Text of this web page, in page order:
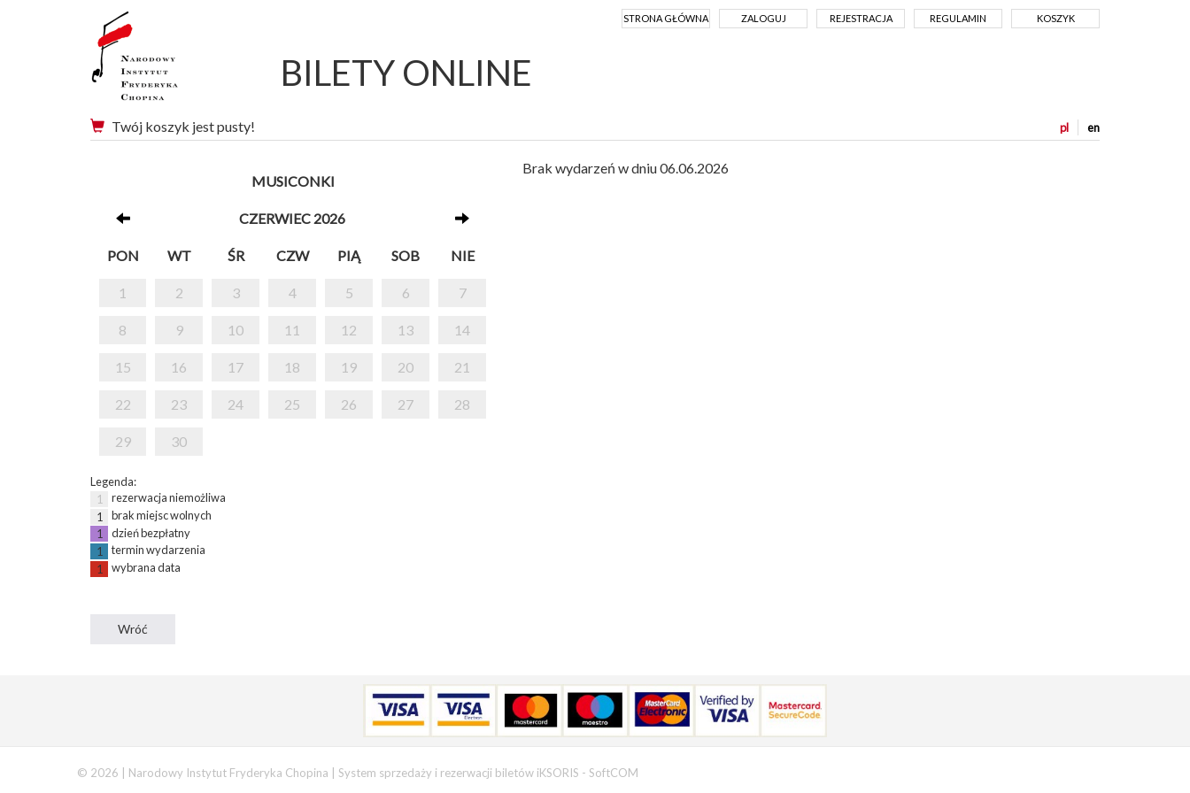
STRONA GŁÓWNA ZALOGUJ REJESTRACJA REGULAMIN KOSZYK
BILETY ONLINE
pl en
Twój koszyk jest pusty!
MUSICONKI
CZERWIEC 2026
PON WT ŚR CZW PIĄ SOB NIE
1 2 3 4 5 6 7
8 9 10 11 12 13 14
15 16 17 18 19 20 21
22 23 24 25 26 27 28
29 30
Legenda:
1
rezerwacja niemożliwa
1
brak miejsc wolnych
1
dzień bezpłatny
1
termin wydarzenia
1
wybrana data
Brak wydarzeń w dniu 06.06.2026
© 2026 | Narodowy Instytut Fryderyka Chopina | System sprzedaży i rezerwacji biletów iKSORIS - SoftCOM